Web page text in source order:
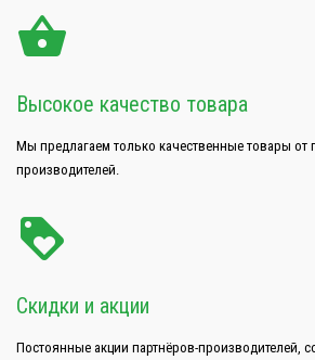
Высокое качество товара
Мы предлагаем только качественные товары от
производителей.
Скидки и акции
Постоянные акции партнёров-производителей,